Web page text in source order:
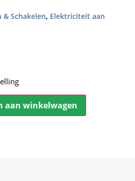
& Schakelen, Elektriciteit aan
aan winkelwagen